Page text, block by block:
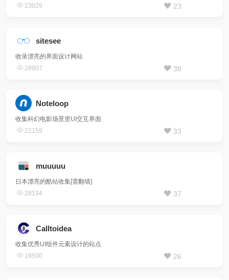
23029
23
sitesee
收录漂亮的界面设计网站
28907
38
Noteloop
收集科幻电影场景里UI交互界面
22159
33
muuuuu
日本漂亮的酷站收集[需翻墙]
28134
37
Calltoidea
收集优秀UI组件元素设计的站点
19500
26